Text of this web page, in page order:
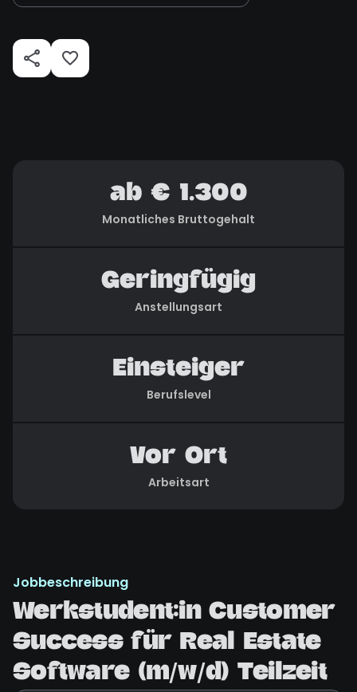
ab € 1.300
Monatliches Bruttogehalt
Geringfügig
Anstellungsart
Einsteiger
Berufslevel
Vor Ort
Arbeitsart
Jobbeschreibung
Werkstudent:in Customer
Success für Real Estate
Software (m/w/d) Teilzeit